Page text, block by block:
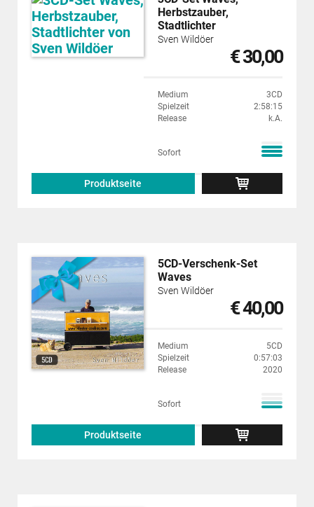
Herbstzauber,
Stadtlichter
Sven Wildöer
€ 30,00
Medium
3CD
Spielzeit
2:58:15
Release
k.A.
Sofort
Produktseite
5CD-Verschenk-Set
Waves
Sven Wildöer
€ 40,00
Medium
5CD
Spielzeit
0:57:03
Release
2020
Sofort
Produktseite